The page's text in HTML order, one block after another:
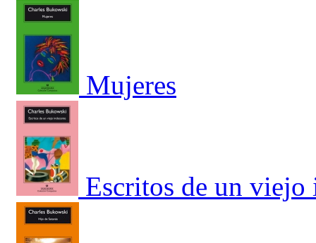
Mujeres
Escritos de un viejo